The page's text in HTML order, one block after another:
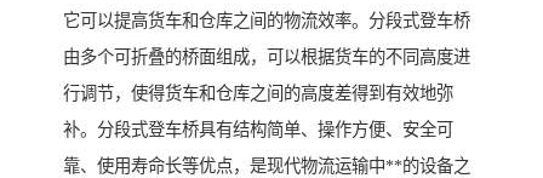
它可以提高货车和仓库之间的物流效率。分段式登车桥
由多个可折叠的桥面组成，可以根据货车的不同高度进
行调节，使得货车和仓库之间的高度差得到有效地弥
补。分段式登车桥具有结构简单、操作方便、安全可
靠、使用寿命长等优点，是现代物流运输中**的设备之